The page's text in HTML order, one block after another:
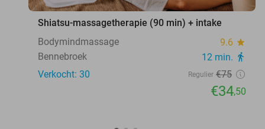
Shiatsu-massagetherapie (90 min) + intake
Bodymindmassage
9.6 star
Bennebroek 12 min. directions_walk
Verkocht: 30 Regulier €75
€34,50